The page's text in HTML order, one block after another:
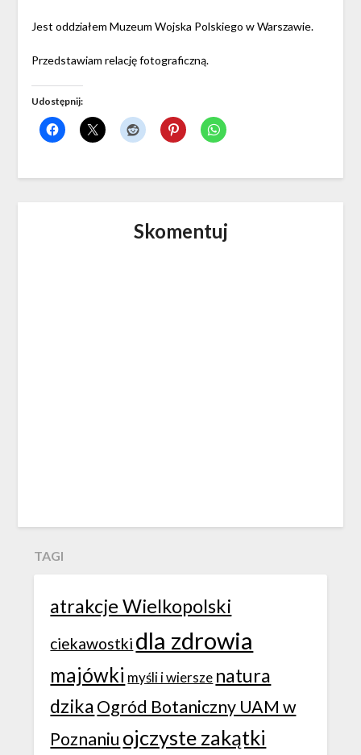
Jest oddziałem Muzeum Wojska Polskiego w Warszawie.
Przedstawiam relację fotograficzną.
Udostępnij:
Skomentuj
TAGI
atrakcje Wielkopolski
ciekawostki dla zdrowia
majówki myśli i wiersze natura
dzikaOgród Botaniczny UAM w
Poznaniu ojczyste zakątki